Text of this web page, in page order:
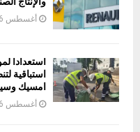
أغسطس 6, 2026
استعدادا
استباقية
امسيك
أغسطس 6, 2026